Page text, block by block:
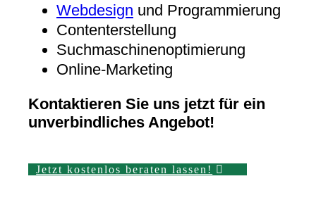
Webdesign und Programmierung
Contenterstellung
Suchmaschinenoptimierung
Online-Marketing
Kontaktieren Sie uns jetzt für ein
unverbindliches Angebot!
Jetzt kostenlos beraten lassen!